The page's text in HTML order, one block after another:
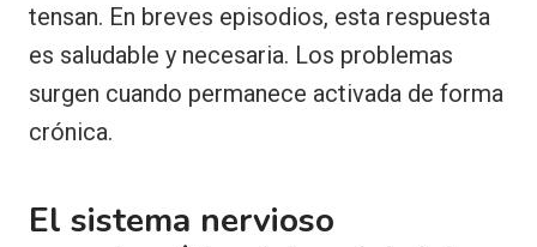
tensan. En breves episodios, esta respuesta
es saludable y necesaria. Los problemas
surgen cuando permanece activada de forma
crónica.
El sistema nervioso